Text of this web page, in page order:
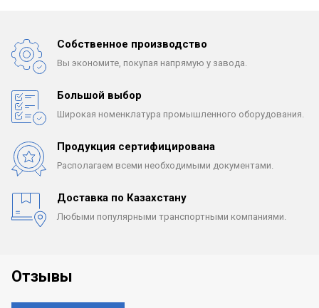
Собственное производство
Вы экономите, покупая напрямую у завода.
Большой выбор
Широкая номенклатура промышленного оборудования.
Продукция сертифицирована
Располагаем всеми необходимыми документами.
Доставка по Казахстану
Любыми популярными транспортными компаниями.
Отзывы